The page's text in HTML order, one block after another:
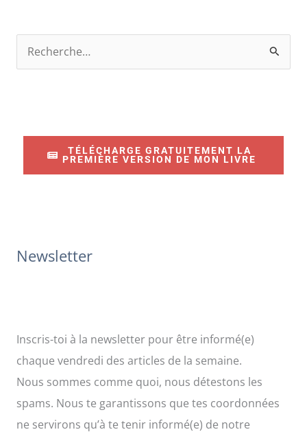
e
TÉLÉCHARGE GRATUITEMENT LA
PREMIÈRE VERSION DE MON LIVRE
Newsletter
Inscris-toi à la newsletter pour être informé(e)
chaque vendredi des articles de la semaine.
Nous sommes comme quoi, nous détestons les
spams. Nous te garantissons que tes coordonnées
ne servirons qu’à te tenir informé(e) de notre